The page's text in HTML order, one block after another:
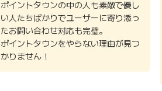
ポイントタウンの中の人も素敵で優し
い人たちばかりでユーザーに寄り添っ
たお問い合わせ対応も完璧。
ポイントタウンをやらない理由が見つ
かりません！